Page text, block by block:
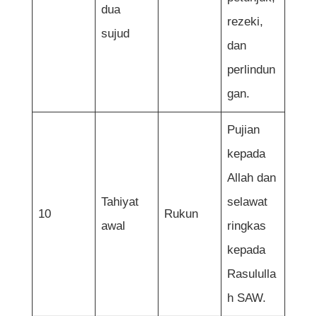
dua
sujud
rezeki,
dan
perlindun
gan.
10
Tahiyat
awal
Rukun
Pujian
kepada
Allah dan
selawat
ringkas
kepada
Rasululla
h SAW.